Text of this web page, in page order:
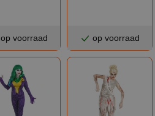
op voorraad op voorraad